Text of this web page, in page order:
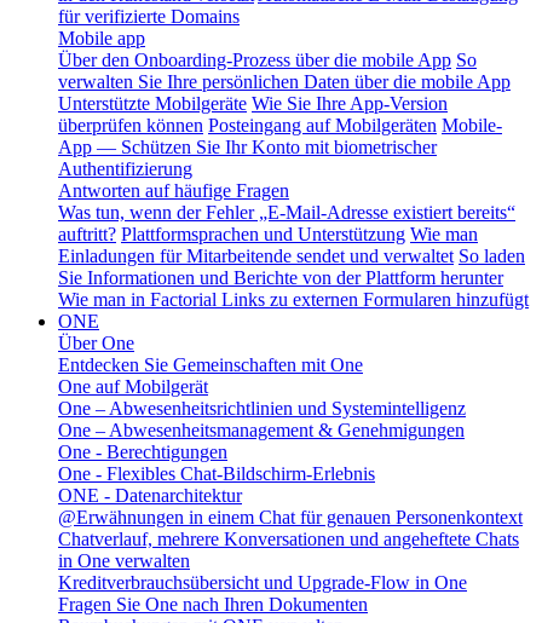
für verifizierte Domains
Mobile app
Über den Onboarding-Prozess über die mobile App So
verwalten Sie Ihre persönlichen Daten über die mobile App
Unterstützte Mobilgeräte Wie Sie Ihre App-Version
überprüfen können Posteingang auf Mobilgeräten Mobile-
App — Schützen Sie Ihr Konto mit biometrischer
Authentifizierung
Antworten auf häufige Fragen
Was tun, wenn der Fehler „E-Mail-Adresse existiert bereits“
auftritt? Plattformsprachen und Unterstützung Wie man
Einladungen für Mitarbeitende sendet und verwaltet So laden
Sie Informationen und Berichte von der Plattform herunter
Wie man in Factorial Links zu externen Formularen hinzufügt
ONE
Über One
Entdecken Sie Gemeinschaften mit One
One auf Mobilgerät
One – Abwesenheitsrichtlinien und Systemintelligenz
One – Abwesenheitsmanagement & Genehmigungen
One - Berechtigungen
One - Flexibles Chat-Bildschirm-Erlebnis
ONE - Datenarchitektur
@Erwähnungen in einem Chat für genauen Personenkontext
Chatverlauf, mehrere Konversationen und angeheftete Chats
in One verwalten
Kreditverbrauchsübersicht und Upgrade-Flow in One
Fragen Sie One nach Ihren Dokumenten